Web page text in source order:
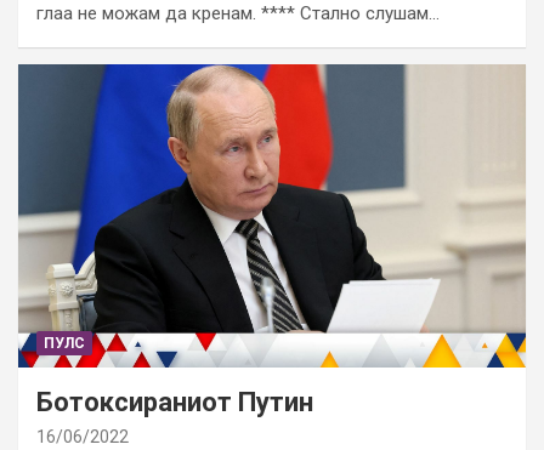
глаа не можам да кренам. **** Стално слушам…
ПУЛС
Ботоксираниот Путин
16/06/2022